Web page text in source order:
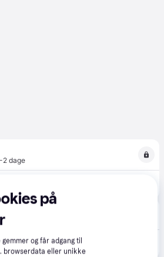
2 dage
2 dage
DC kit.
på
og får adgang til
browserdata eller unikke